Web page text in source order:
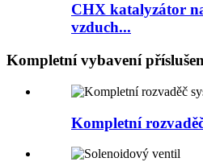
CHX katalyzátor
vzduch...
Kompletní vybavení
Kompletní